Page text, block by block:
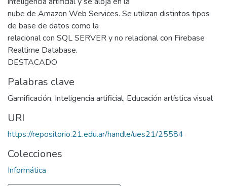
nube de Amazon Web Services. Se utilizan distintos tipos
de base de datos como la
relacional con SQL SERVER y no relacional con Firebase
Realtime Database.
DESTACADO
Palabras clave
Gamificación, Inteligencia artificial, Educación artística visual
URI
https://repositorio.21.edu.ar/handle/ues21/25584
Colecciones
Informática